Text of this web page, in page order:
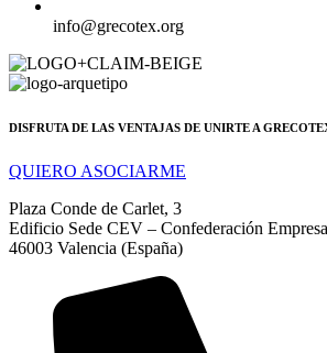
info@grecotex.org
DISFRUTA DE LAS VENTAJAS DE UNIRTE A
QUIERO ASOCIARME
Plaza Conde de Carlet, 3
Edificio Sede CEV – Confederación
46003 Valencia (España)